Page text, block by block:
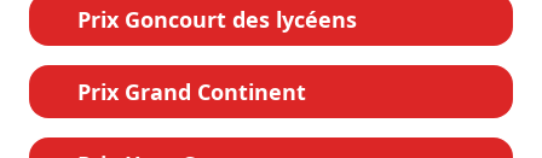
Prix Goncourt des lycéens
Prix Grand Continent